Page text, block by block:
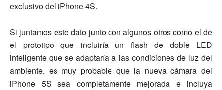
exclusivo del iPhone 4S.
Si juntamos este dato junto con algunos otros como el de
el prototipo que incluiría un flash de doble LED
inteligente que se adaptaría a las condiciones de luz del
ambiente, es muy probable que la nueva cámara del
iPhone 5S sea completamente mejorada e incluya